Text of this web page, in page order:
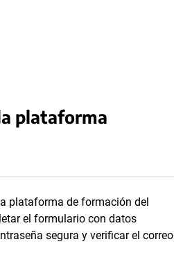
plataforma
plataforma de formación del
el formulario con datos
segura y verificar el correo